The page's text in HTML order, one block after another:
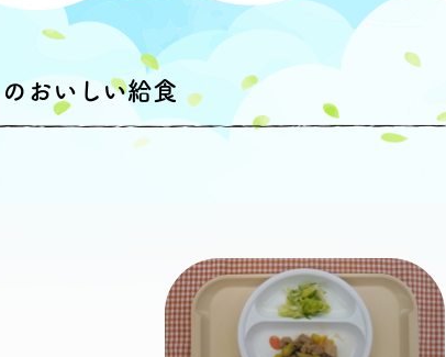
おいしい給食